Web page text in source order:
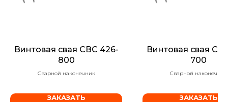
Винтовая свая СВС 426-
800
Сварной наконечник
ЗАКАЗАТЬ
Винтовая свая
700
Сварной наконечник
ЗАКАЗАТЬ